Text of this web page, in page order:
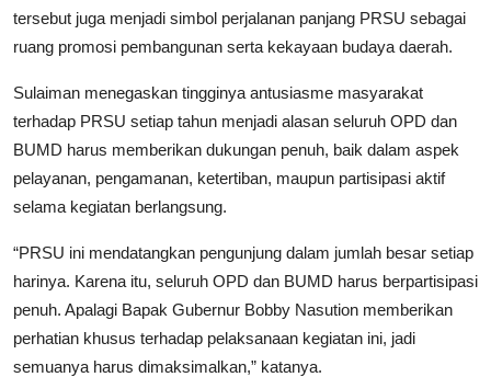
tersebut juga menjadi simbol perjalanan panjang PRSU sebagai
ruang promosi pembangunan serta kekayaan budaya daerah.
Sulaiman menegaskan tingginya antusiasme masyarakat
terhadap PRSU setiap tahun menjadi alasan seluruh OPD dan
BUMD harus memberikan dukungan penuh, baik dalam aspek
pelayanan, pengamanan, ketertiban, maupun partisipasi aktif
selama kegiatan berlangsung.
“PRSU ini mendatangkan pengunjung dalam jumlah besar setiap
harinya. Karena itu, seluruh OPD dan BUMD harus berpartisipasi
penuh. Apalagi Bapak Gubernur Bobby Nasution memberikan
perhatian khusus terhadap pelaksanaan kegiatan ini, jadi
semuanya harus dimaksimalkan,” katanya.